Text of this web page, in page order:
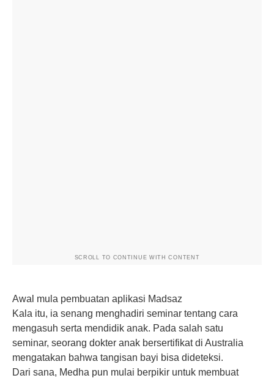
SCROLL TO CONTINUE WITH CONTENT
Awal mula pembuatan aplikasi Madsaz
Kala itu, ia senang menghadiri seminar tentang cara
mengasuh serta mendidik anak. Pada salah satu
seminar, seorang dokter anak bersertifikat di Australia
mengatakan bahwa tangisan bayi bisa dideteksi.
Dari sana, Medha pun mulai berpikir untuk membuat